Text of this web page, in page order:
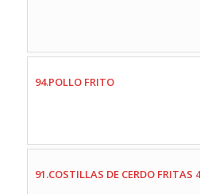
94.POLLO FRITO
91.COSTILLAS DE CERDO FRITAS